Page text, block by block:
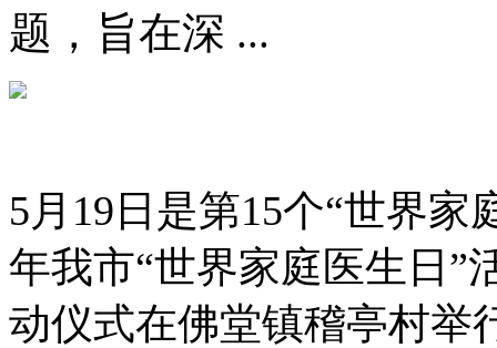
题，旨在深 ...
5月19日是第15个“世界家
年我市“世界家庭医生日”
动仪式在佛堂镇稽亭村举